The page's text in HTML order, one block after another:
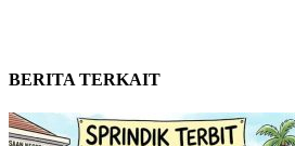
BERITA TERKAIT